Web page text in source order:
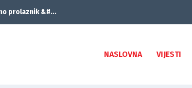
prolaznik &#...
NASLOVNA VIJESTI